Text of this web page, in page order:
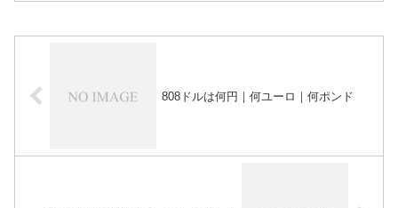
808ドルは何円｜何ユーロ｜何ポンド